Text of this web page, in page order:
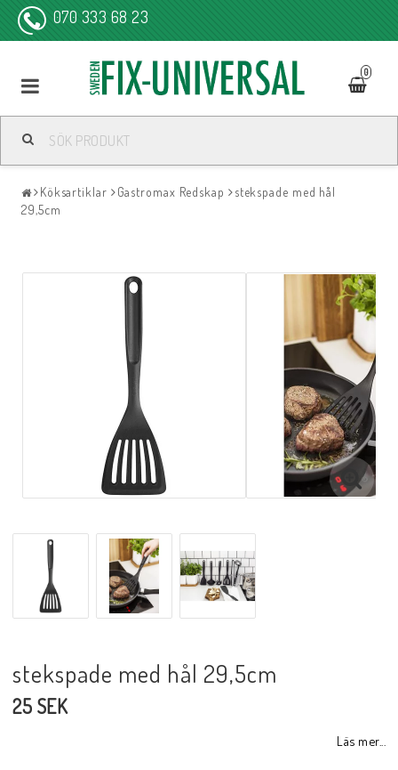
070 333 68 23
0
Köksartiklar Gastromax Redskap
stekspade med hål
29,5cm
stekspade med hål 29,5cm
25 SEK
Läs mer...